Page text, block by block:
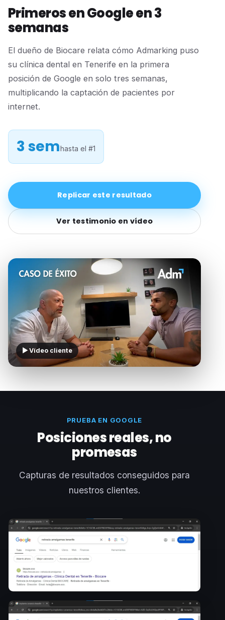
Primeros en Google en 3
semanas
El dueño de Biocare relata cómo Admarking puso
su clínica dental en Tenerife en la primera
posición de Google en solo tres semanas,
multiplicando la captación de pacientes por
internet.
3 semhasta el #1
Replicar este resultado
Ver testimonio en vídeo
▶ Vídeo cliente
PRUEBA EN GOOGLE
Posiciones reales, no
promesas
Capturas de resultados conseguidos para
nuestros clientes.